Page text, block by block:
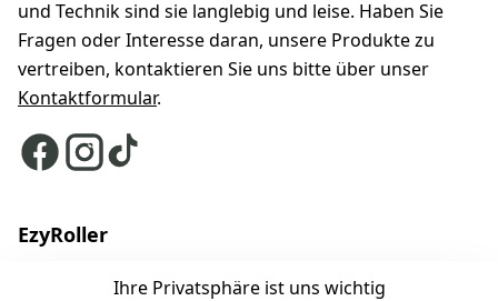
und Technik sind sie langlebig und leise. Haben Sie
Fragen oder Interesse daran, unsere Produkte zu
vertreiben, kontaktieren Sie uns bitte über unser
Kontaktformular.
EzyRoller
Finde deinen Ezyroller
Ihre Privatsphäre ist uns wichtig